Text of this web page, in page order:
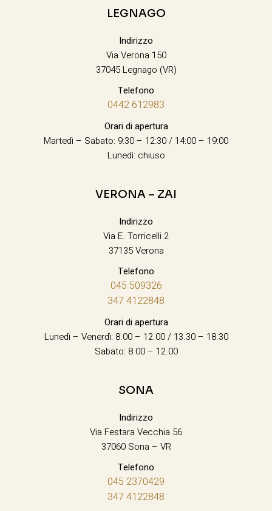
LEGNAGO
Indirizzo
Via Verona 150
37045 Legnago (VR)
Telefono
0442 612983
Orari di apertura
Martedì – Sabato: 9:30 – 12:30 / 14:00 – 19:00
Lunedì: chiuso
VERONA – ZAI
Indirizzo
Via E. Torricelli 2
37135 Verona
Telefono
045 509326
347 4122848
Orari di apertura
Lunedì – Venerdì: 8.00 – 12.00 / 13.30 – 18.30
Sabato: 8.00 – 12.00
SONA
Indirizzo
Via Festara Vecchia 56
37060 Sona – VR
Telefono
045 2370429
347 4122848